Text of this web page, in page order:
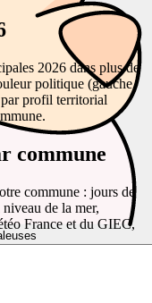
2026 dans plus de
politique (gauche,
profil territorial
commune
commune : jours de
de la mer,
France et du GIEC,